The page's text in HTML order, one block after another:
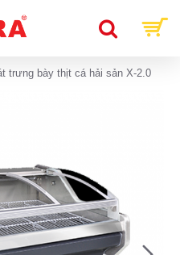
trưng bày thịt cá hải sản X-2.0